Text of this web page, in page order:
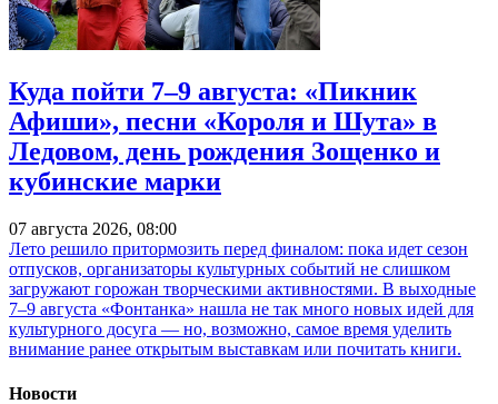
Куда пойти 7–9 августа: «Пикник
Афиши», песни «Короля и Шута» в
Ледовом, день рождения Зощенко и
кубинские марки
07 августа 2026, 08:00
Лето решило притормозить перед финалом: пока идет сезон
отпусков, организаторы культурных событий не слишком
загружают горожан творческими активностями. В выходные
7–9 августа «Фонтанка» нашла не так много новых идей для
культурного досуга — но, возможно, самое время уделить
внимание ранее открытым выставкам или почитать книги.
Новости